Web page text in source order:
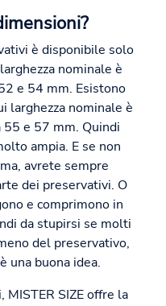
è disponibile solo
nominale è
e 54 mm. Esistono
larghezza nominale è
e 57 mm. Quindi
ampia. E se non
avrete sempre
dei preservativi. O
e comprimono in
da stupirsi se molti
del preservativo,
una buona idea.
SIZE offre la